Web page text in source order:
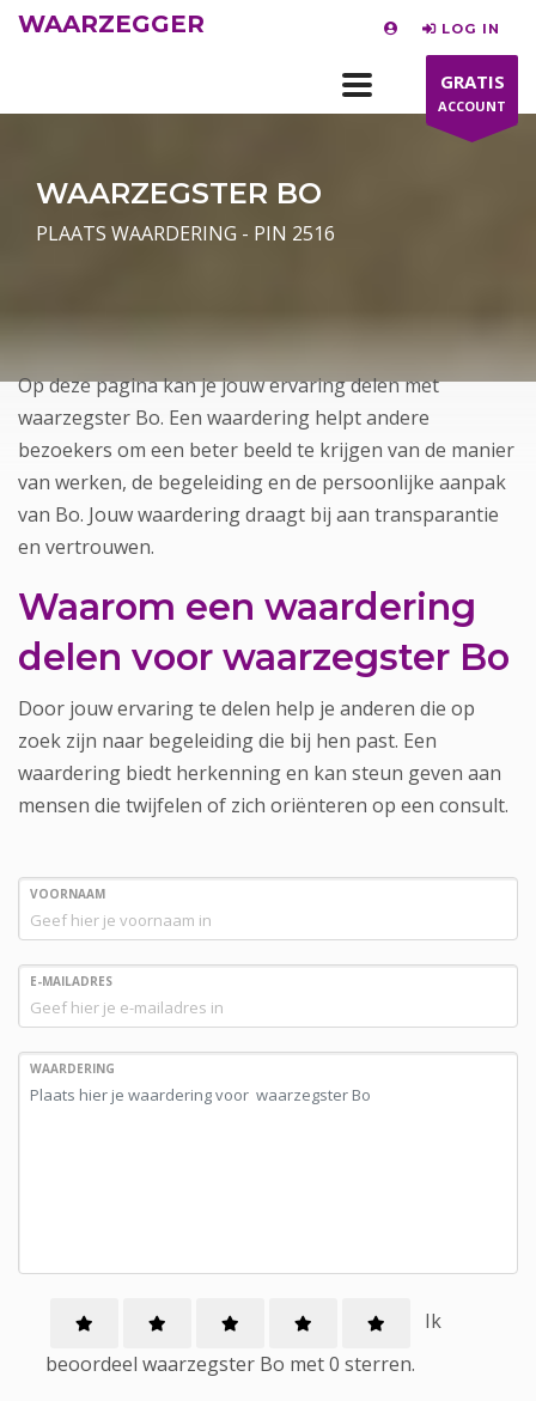
WAARZEGGER LOG IN
GRATIS
ACCOUNT
WAARZEGSTER BO
PLAATS WAARDERING - PIN 2516
Op deze pagina kan je jouw ervaring delen met
waarzegster Bo. Een waardering helpt andere
bezoekers om een beter beeld te krijgen van de manier
van werken, de begeleiding en de persoonlijke aanpak
van Bo. Jouw waardering draagt bij aan transparantie
en vertrouwen.
Waarom een waardering
delen voor waarzegster Bo
Door jouw ervaring te delen help je anderen die op
zoek zijn naar begeleiding die bij hen past. Een
waardering biedt herkenning en kan steun geven aan
mensen die twijfelen of zich oriënteren op een consult.
VOORNAAM
E-MAILADRES
WAARDERING
Ik
beoordeel waarzegster Bo met0 sterren.